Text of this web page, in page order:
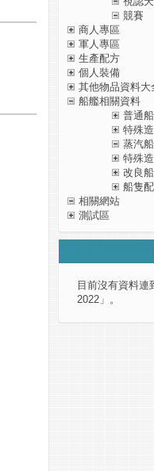
競賽
商人專區
軍人專區
生產配方
個人裝備
其他物品資料大
船艦相關資料
普通船
特殊
蒸汽船
特殊
改良
船隻
相關網站
測試區
目前沒有資料連
2022」。